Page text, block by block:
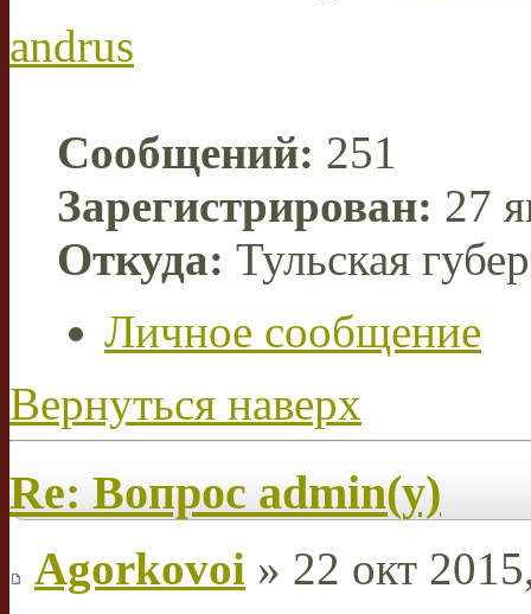
andrus
Сообщений: 251
Зарегистрирован: 27
Откуда: Тульская
Личное сообщение
Вернуться наверх
Re: Вопрос admin(у)
Agorkovoi » 22 окт